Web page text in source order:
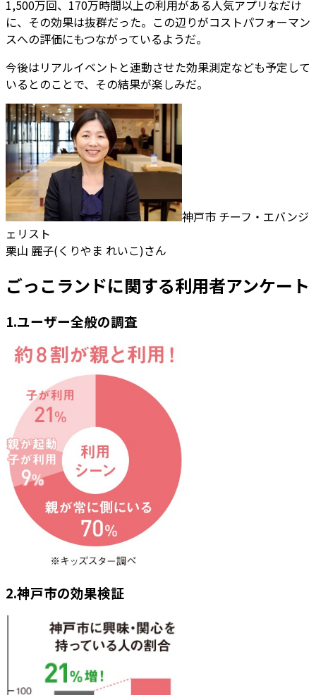
1,500万回、170万時間以上の利用がある人気アプリなだけ
に、その効果は抜群だった。この辺りがコストパフォーマン
スへの評価にもつながっているようだ。
今後はリアルイベントと連動させた効果測定なども予定して
いるとのことで、その結果が楽しみだ。
神戸市 チーフ・エバンジ
ェリスト
栗山 麗子(くりやま れいこ)さん
ごっこランドに関する利用者アンケート
1.ユーザー全般の調査
2.神戸市の効果検証